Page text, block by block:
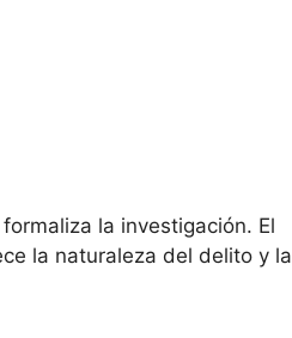
la investigación. El
la naturaleza del delito y la